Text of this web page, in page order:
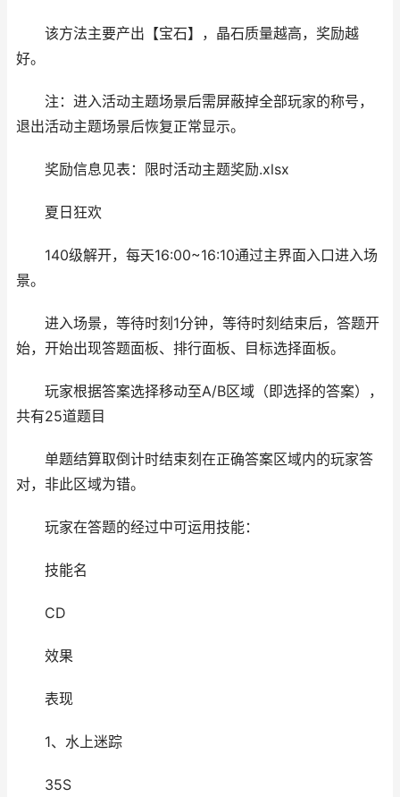
该方法主要产出【宝石】，晶石质量越高，奖励越
好。
注：进入活动主题场景后需屏蔽掉全部玩家的称号，
退出活动主题场景后恢复正常显示。
奖励信息见表：限时活动主题奖励.xlsx
夏日狂欢
140级解开，每天16:00~16:10通过主界面入口进入场
景。
进入场景，等待时刻1分钟，等待时刻结束后，答题开
始，开始出现答题面板、排行面板、目标选择面板。
玩家根据答案选择移动至A/B区域（即选择的答案），
共有25道题目
单题结算取倒计时结束刻在正确答案区域内的玩家答
对，非此区域为错。
玩家在答题的经过中可运用技能：
技能名
CD
效果
表现
1、水上迷踪
35S